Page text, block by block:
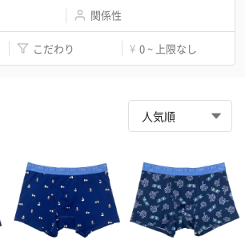
関係性
こだわり ¥ 0 ~ 上限なし